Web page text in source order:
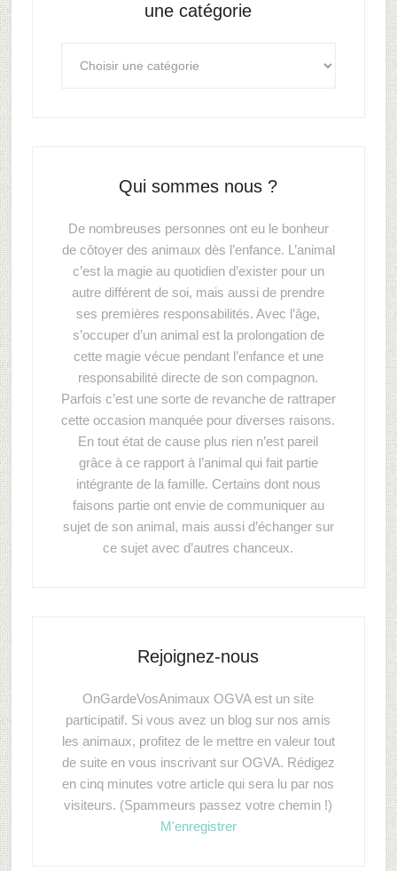
une catégorie
Qui sommes nous ?
De nombreuses personnes ont eu le bonheur
de côtoyer des animaux dès l’enfance. L’animal
c’est la magie au quotidien d’exister pour un
autre différent de soi, mais aussi de prendre
ses premières responsabilités. Avec l’âge,
s’occuper d’un animal est la prolongation de
cette magie vécue pendant l’enfance et une
responsabilité directe de son compagnon.
Parfois c’est une sorte de revanche de rattraper
cette occasion manquée pour diverses raisons.
En tout état de cause plus rien n’est pareil
grâce à ce rapport à l’animal qui fait partie
intégrante de la famille. Certains dont nous
faisons partie ont envie de communiquer au
sujet de son animal, mais aussi d’échanger sur
ce sujet avec d’autres chanceux.
Rejoignez-nous
OnGardeVosAnimaux OGVA est un site
participatif. Si vous avez un blog sur nos amis
les animaux, profitez de le mettre en valeur tout
de suite en vous inscrivant sur OGVA. Rédigez
en cinq minutes votre article qui sera lu par nos
visiteurs. (Spammeurs passez votre chemin !)
M'enregistrer